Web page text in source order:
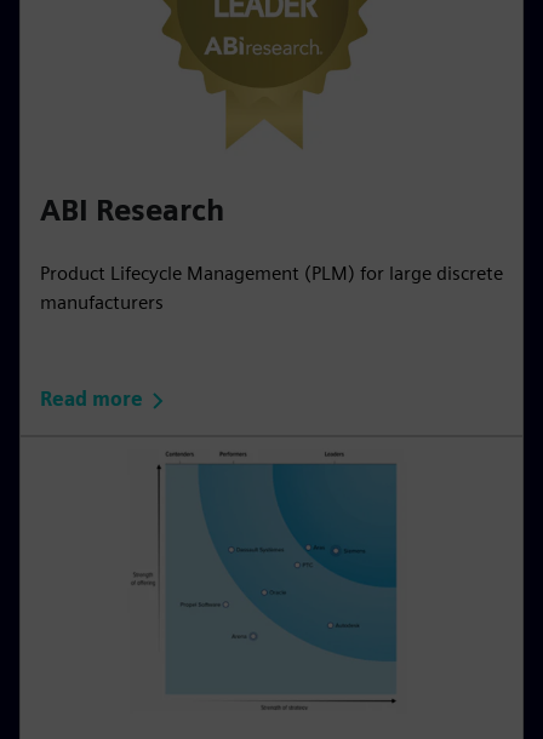
ABI Research
Product Lifecycle Management (PLM) for large discrete
manufacturers
Read more